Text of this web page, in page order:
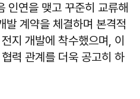
인연을 맺고 꾸준히 교류해
계약을 체결하며 본격적
지 개발에 착수했으며, 이
력 관계를 더욱 공고히 하